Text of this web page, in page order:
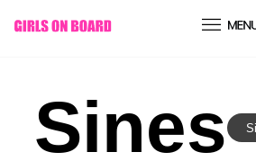
conteúdo
Sines